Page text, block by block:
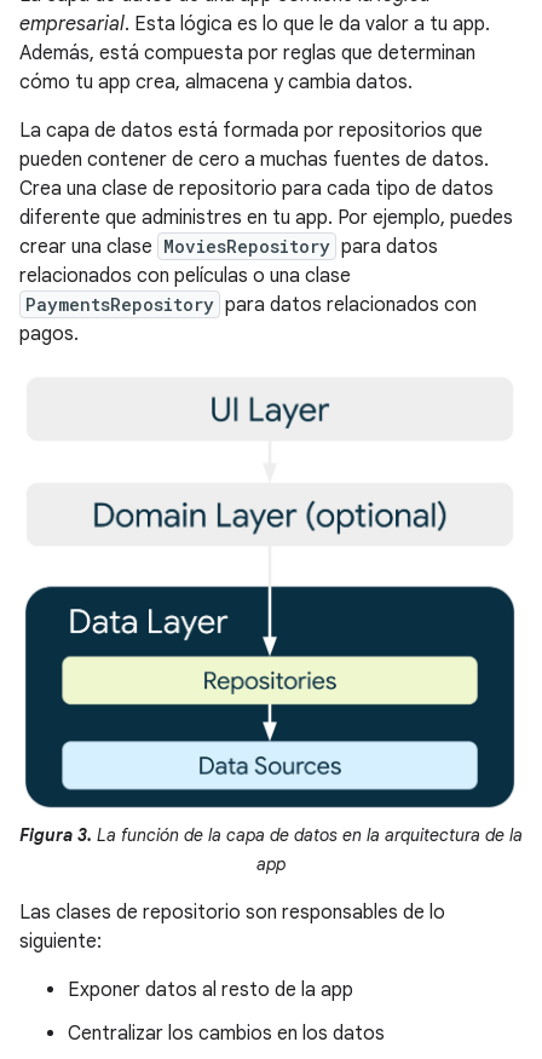
empresarial. Esta lógica es lo que le da valor a tu app.
Además, está compuesta por reglas que determinan
cómo tu app crea, almacena y cambia datos.
La capa de datos está formada por repositorios que
pueden contener de cero a muchas fuentes de datos.
Crea una clase de repositorio para cada tipo de datos
diferente que administres en tu app. Por ejemplo, puedes
crear una clase MoviesRepository para datos
relacionados con películas o una clase
PaymentsRepository para datos relacionados con
pagos.
Figura 3. La función de la capa de datos en la arquitectura de la
app
Las clases de repositorio son responsables de lo
siguiente:
Exponer datos al resto de la app
Centralizar los cambios en los datos